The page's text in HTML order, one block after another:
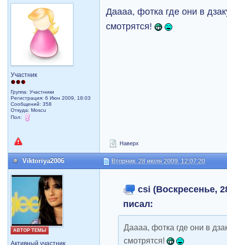
Участник
Группа: Участники
Регистрация: 6 Июн 2009, 18:03
Сообщений: 358
Откуда: Moscu
Пол:
Даааа, фотка где они в
смотрятся!
Наверх
Viktoriya2006 Вторник, 28 июля 2009, 12:07:20
АВТОР ТЕМЫ
Активный участник
csi (Воскресенье,
писал:
Даааа, фотка где они в
смотрятся!